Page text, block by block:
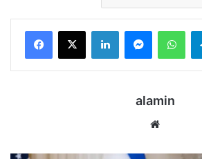
LinkedInMessenger
alamin